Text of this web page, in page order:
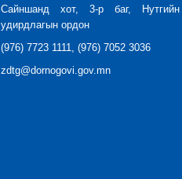
Сайншанд хот, 3-р баг, Нутгийн
удирдлагын ордон
(976) 7723 1111, (976) 7052 3036
zdtg@dornogovi.gov.mn